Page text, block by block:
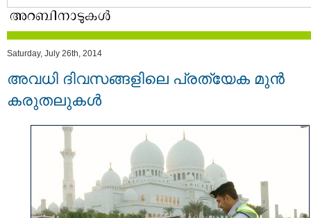
Saturday, July 26th, 2014
അവധി ദിവസങ്ങളിലെ പ്രത്യേക മുൻ
കരുതലുകൾ